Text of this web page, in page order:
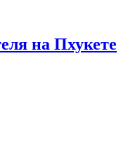
на Пхукете